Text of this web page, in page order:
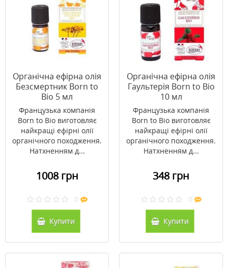
Органічна ефірна олія
Безсмертник Born to
Bio 5 мл
Французька компанія
Born to Bio виготовляє
найкращі ефірні олії
органічного походження.
Натхненням д...
1008 грн
0
Купити
Органічна ефірна олія
Гаультерія Born to Bio
10 мл
Французька компанія
Born to Bio виготовляє
найкращі ефірні олії
органічного походження.
Натхненням д...
348 грн
0
Купити